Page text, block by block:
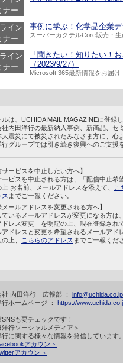
ナー
イン
ナー
事例に学ぶ！化学品企業
スーパーカクテルCore販売・
イン
ナー
「聞きたい！知りたい！
（2023/9/27）
Microsoft 365最新情報をお届け
ルは、UCHIDA MAIL MAGAZINEに登録
社内田洋行の最新納入事例、新商品、
大震災にて被災されたみなさま方に、心
行グループでは引き続き復興へのご支援
サービスを中止したい方へ】
ービスを中止される方は、「配信中止希
お名前、メールアドレスを添えて、
こ
ス までご一報ください。
メールアドレスを変更される方へ】
ているメールアドレスが変更になる方は
ドレス変更」を明記の上、現在登録され
アドレスと変更を希望されるメールアド
上、
こちらのアドレス までご一報くだ
社 内田洋行 広報部 ： info@uchida.co.jp
行ホームページ ： https://
も要チェックです！
洋行ソーシャルメディア＞
行に関する様々な情報を発信しています
アカウント
アカウント